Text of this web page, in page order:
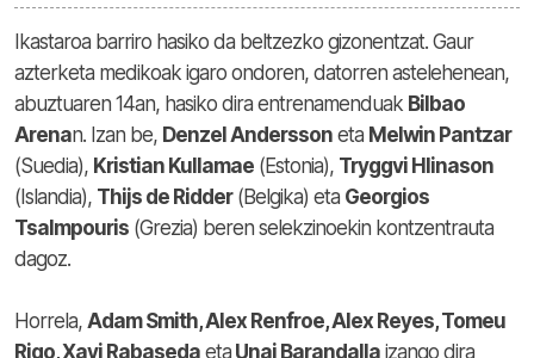
Ikastaroa barriro hasiko da beltzezko gizonentzat. Gaur
azterketa medikoak igaro ondoren, datorren astelehenean,
abuztuaren 14an, hasiko dira entrenamenduak Bilbao
Arenan. Izan be, Denzel Andersson eta Melwin Pantzar
(Suedia), Kristian Kullamae (Estonia), Tryggvi Hlinason
(Islandia), Thijs de Ridder(Belgika) eta Georgios
Tsalmpouris (Grezia) beren selekzinoekin kontzentrauta
dagoz.
Horrela, Adam Smith, Alex Renfroe, Alex Reyes, Tomeu
Rigo, Xavi Rabaseda eta Unai Barandalla izango dira